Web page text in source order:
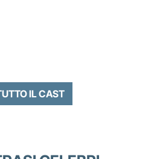
IL CAST